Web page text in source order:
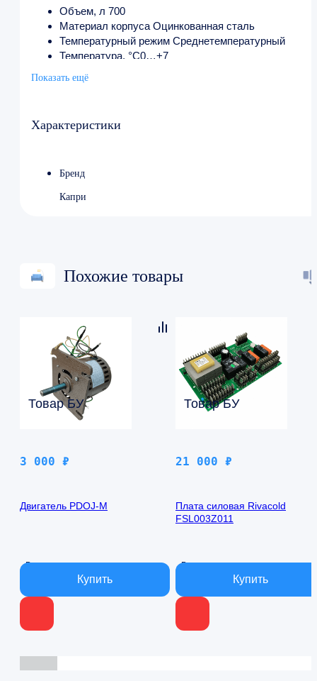
Объем, л 700
Материал корпуса Оцинкованная сталь
Температурный режим Среднетемпературный
Температура, °C0…+7
Мощность, кВт0.2
Высота, см 203
Показать ещё
Характеристики
Бренд
Капри
Похожие товары
Товар БУ
3 000 ₽
Двигатель PDOJ-M
В наличии
Товар БУ
21 000 ₽
Плата силовая Rivacold
FSL003Z011
В наличии